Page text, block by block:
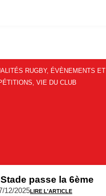
RUGBY, ÉVÈNEMENTS ET
,VIE DU CLUB
passe la 6ème
12/2025LIRE L'ARTICLE